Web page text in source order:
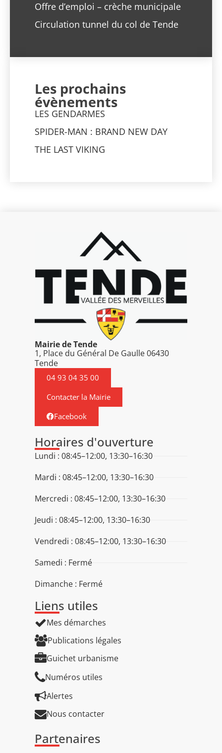
Offre d’emploi – crèche municipale
Circulation tunnel du col de Tende
Les prochains
évènements
LES GENDARMES
SPIDER-MAN : BRAND NEW DAY
THE LAST VIKING
Mairie de Tende
1, Place du Général De Gaulle 06430
Tende
04 93 04 35 00
Contacter la Mairie
Facebook
Horaires d'ouverture
Lundi : 08:45–12:00, 13:30–16:30
Mardi : 08:45–12:00, 13:30–16:30
Mercredi : 08:45–12:00, 13:30–16:30
Jeudi : 08:45–12:00, 13:30–16:30
Vendredi : 08:45–12:00, 13:30–16:30
Samedi : Fermé
Dimanche : Fermé
Liens utiles
Mes démarches
Publications légales
Guichet urbanisme
Numéros utiles
Alertes
Nous contacter
Partenaires